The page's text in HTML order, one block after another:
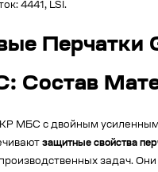
4441, LSI.
Перчатки
Состав
МБС с двойным
защитные свойства
задач. Они